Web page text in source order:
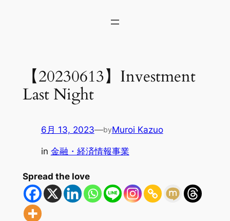
【20230613】Investment
Last Night
6月 13, 2023—byMuroi Kazuo
in 金融・経済情報事業
Spread the love